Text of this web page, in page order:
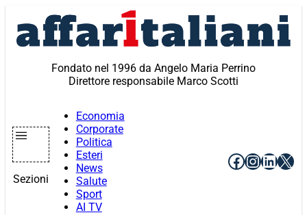
contenuto
Fondato nel 1996 da Angelo Maria Perrino
Direttore responsabile Marco Scotti
Sezioni
Economia
Corporate
Politica
Esteri
News
Salute
Sport
AI TV
Facebook
X